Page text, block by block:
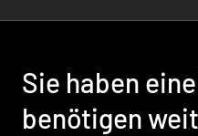
Sie haben
benötigen